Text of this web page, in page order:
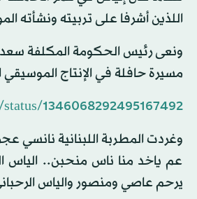
اللذين أشرفا على تربيته ونشأته
ونعى رئيس الحكومة المكلفة سعد
مسيرة حافلة في الإنتاج الموسيقي
1346068292495167492
وغردت المطربة اللبنانية نانسي
عم ياخد منا ناس منحبن.. الياس
يرحم عاصي ومنصور والياس